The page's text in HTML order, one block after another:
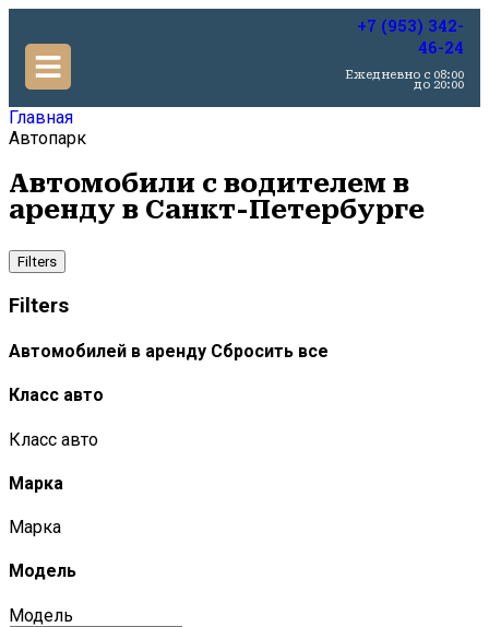
+7 (953) 342-
46-24
Ежедневно c 08:00
до 20:00
Главная
Автопарк
Автомобили с водителем в
аренду в Санкт-Петербурге
Filters
Filters
Автомобилей в аренду Сбросить все
Класс авто
Класс авто
Марка
Марка
Модель
Модель